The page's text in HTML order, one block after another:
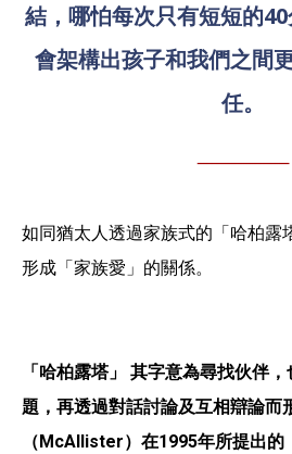
結，哪怕每次只有短短的
會架構出孩子和我們之間
任。
如同猶太人透過家族式的「哈柏露
形成「家族愛」的關係。
「哈柏露塔」 其字意為尋找伙伴
題，再透過對話討論及互相辯論而
（McAllister）在1995年所提出的